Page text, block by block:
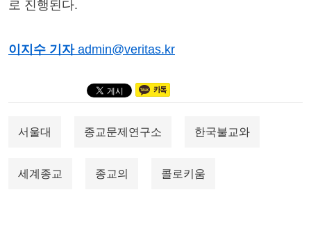
로 진행된다.
이지수 기자 admin@veritas.kr
서울대 종교문제연구소 한국불교와
세계종교 종교의 콜로키움